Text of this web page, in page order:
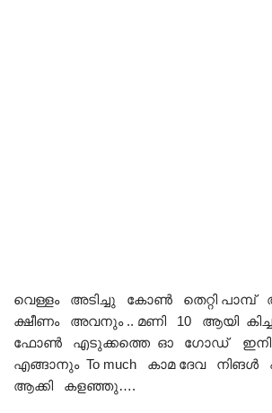
വെള്ളം അടിച്ചു കോൺ തെറ്റി
ക്ഷീണം അവനും .. മണി 10 ആയി
ഫോൺ എടുക്കത്തെ ഓ ഗോഡ് ഇനി
എങ്ങാനും To much കാമ ദേവ
ആക്കി കളഞ്ഞു….